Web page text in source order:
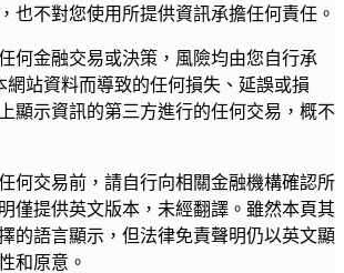
也不對您使用所提供資訊承擔任何責任。
何金融交易或決策，風險均由您自行承
站資料而導致的任何損失、延誤或損
顯示資訊的第三方進行的任何交易，概不
何交易前，請自行向相關金融機構確認所
僅提供英文版本，未經翻譯。雖然本頁其
的語言顯示，但法律免責聲明仍以英文顯
和原意。